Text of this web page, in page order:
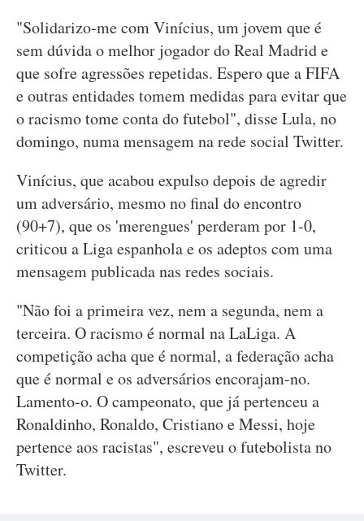
"Solidarizo-me com Vinícius, um jovem que é
sem dúvida o melhor jogador do Real Madrid e
que sofre agressões repetidas. Espero que a FIFA
e outras entidades tomem medidas para evitar que
o racismo tome conta do futebol", disse Lula, no
domingo, numa mensagem na rede social Twitter.
Vinícius, que acabou expulso depois de agredir
um adversário, mesmo no final do encontro
(90+7), que os 'merengues' perderam por 1-0,
criticou a Liga espanhola e os adeptos com uma
mensagem publicada nas redes sociais.
"Não foi a primeira vez, nem a segunda, nem a
terceira. O racismo é normal na LaLiga. A
competição acha que é normal, a federação acha
que é normal e os adversários encorajam-no.
Lamento-o. O campeonato, que já pertenceu a
Ronaldinho, Ronaldo, Cristiano e Messi, hoje
pertence aos racistas", escreveu o futebolista no
Twitter.